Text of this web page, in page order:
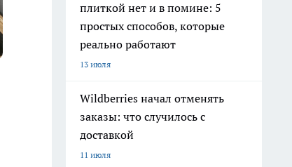
плиткой нет и в помине: 5
простых способов, которые
реально работают
13 июля
Wildberries начал отменять
заказы: что случилось с
доставкой
11 июля